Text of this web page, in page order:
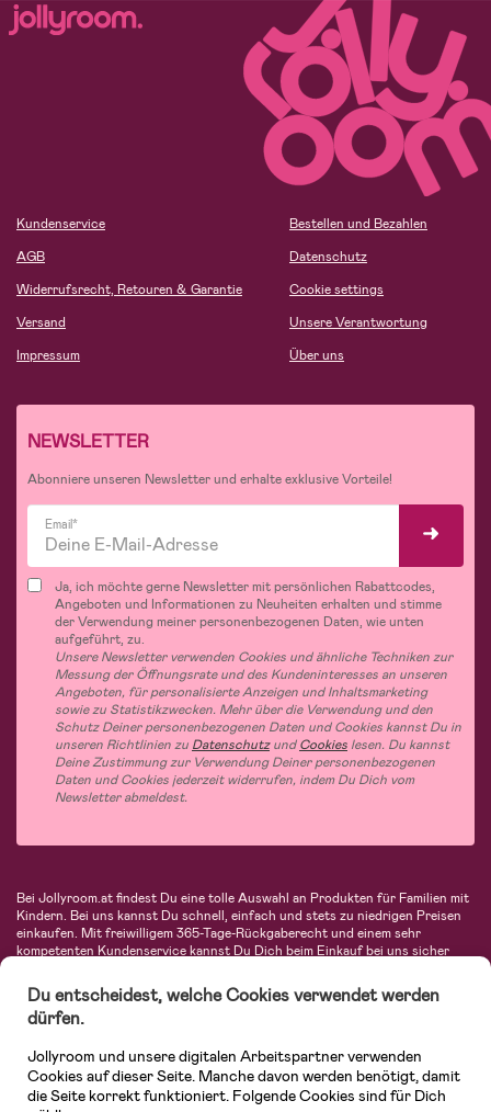
Kundenservice
AGB
Widerrufsrecht, Retouren & Garantie
Versand
Impressum
Bestellen und Bezahlen
Datenschutz
Cookie settings
Unsere Verantwortung
Über uns
NEWSLETTER
Abonniere unseren Newsletter und erhalte exklusive Vorteile!
Email*
Ja, ich möchte gerne Newsletter mit persönlichen Rabattcodes,
Angeboten und Informationen zu Neuheiten erhalten und stimme
der Verwendung meiner personenbezogenen Daten, wie unten
aufgeführt, zu.
Unsere Newsletter verwenden Cookies und ähnliche Techniken zur
Messung der Öffnungsrate und des Kundeninteresses an unseren
Angeboten, für personalisierte Anzeigen und Inhaltsmarketing
sowie zu Statistikzwecken. Mehr über die Verwendung und den
Schutz Deiner personenbezogenen Daten und Cookies kannst Du in
unseren Richtlinien zu DatenschutzundCookies lesen. Du kannst
Deine Zustimmung zur Verwendung Deiner personenbezogenen
Daten und Cookies jederzeit widerrufen, indem Du Dich vom
Newsletter abmeldest.
Bei Jollyroom.at findest Du eine tolle Auswahl an Produkten für Familien mit
Kindern. Bei uns kannst Du schnell, einfach und stets zu niedrigen Preisen
einkaufen. Mit freiwilligem 365-Tage-Rückgaberecht und einem sehr
kompetenten Kundenservice kannst Du Dich beim Einkauf bei uns sicher
Autositze, Kinder- und Babymode, Produkte für Mütter und eine Menge
fantastischer Einrichtungsgegenstände, Spielsachen, Babyprodukte und
vieles mehr. Wir haben Produkte von bekannten Herstellern wie Britax, Maxi-
Avent, Jack Wolfskin, Cybex, LEGO und vielen mehr. Schau Dich um in
unserem vielfältigen Onlineshop für Kinder & Babys. Willkommen!
Du entscheidest, welche Cookies verwendet werden
dürfen.
Jollyroom und unsere digitalen Arbeitspartner verwenden
Cookies auf dieser Seite. Manche davon werden benötigt, damit
die Seite korrekt funktioniert. Folgende Cookies sind für Dich